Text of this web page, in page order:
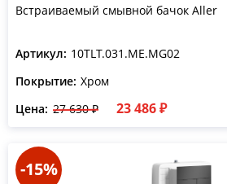
Встраиваемый смывной бачок Aller
Артикул: 10TLT.031.ME.MG02
Покрытие: Хром
Цена: 27 630 ₽ 23 486 ₽
-15%